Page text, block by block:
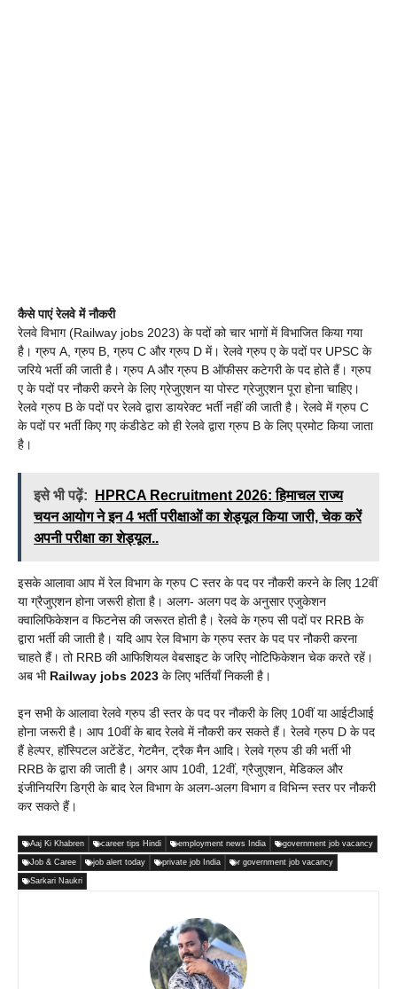
कैसे पाएं रेलवे में नौकरी
रेलवे विभाग (Railway jobs 2023) के पदों को चार भागों में विभाजित किया गया
है। ग्रुप A, ग्रुप B, ग्रुप C और ग्रुप D में। रेलवे ग्रुप ए के पदों पर UPSC के
जरिये भर्ती की जाती है। ग्रुप A और ग्रुप B ऑफीसर कटेगरी के पद होते हैं। ग्रुप
ए के पदों पर नौकरी करने के लिए ग्रेजुएशन या पोस्ट ग्रेजुएशन पूरा होना चाहिए।
रेलवे ग्रुप B के पदों पर रेलवे द्वारा डायरेक्ट भर्ती नहीं की जाती है। रेलवे में ग्रुप C
के पदों पर भर्ती किए गए कंडीडेट को ही रेलवे द्वारा ग्रुप B के लिए प्रमोट किया जाता
है।
इसे भी पढ़ें:
HPRCA Recruitment 2026: हिमाचल राज्य
चयन आयोग ने इन 4 भर्ती परीक्षाओं का शेड्यूल किया जारी, चेक करें
अपनी परीक्षा का शेड्यूल..
इसके आलावा आप में रेल विभाग के ग्रुप C स्तर के पद पर नौकरी करने के लिए 12वीं
या ग्रैजुएशन होना जरूरी होता है। अलग- अलग पद के अनुसार एजुकेशन
क्वालिफिकेशन व फिटनेस की जरूरत होती है। रेलवे के ग्रुप सी पदों पर RRB के
द्वारा भर्ती की जाती है। यदि आप रेल विभाग के ग्रुप स्तर के पद पर नौकरी करना
चाहते हैं। तो RRB की आफिशियल वेबसाइट के जरिए नोटिफिकेशन चेक करते रहें।
अब भी Railway jobs 2023 के लिए भर्तियाँ निकली है।
इन सभी के आलावा रेलवे ग्रुप डी स्तर के पद पर नौकरी के लिए 10वीं या आईटीआई
होना जरूरी है। आप 10वीं के बाद रेलवे में नौकरी कर सकते हैं। रेलवे ग्रुप D के पद
हैं हेल्पर, हॉस्पिटल अटेंडेंट, गेटमैन, ट्रैक मैन आदि। रेलवे ग्रुप डी की भर्ती भी
RRB के द्वारा की जाती है। अगर आप 10वी, 12वीं, ग्रैजुएशन, मेडिकल और
इंजीनियरिंग डिग्री के बाद रेल विभाग के अलग-अलग विभाग व विभिन्न स्तर पर नौकरी
कर सकते हैं।
Aaj Ki Khabren career tips Hindi employment news India government job vacancy
Job & Caree job alert today private job India r government job vacancy
Sarkari Naukri